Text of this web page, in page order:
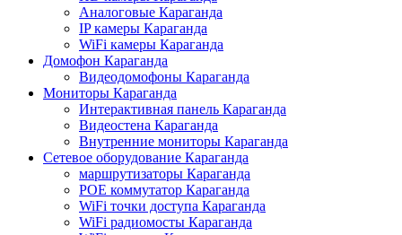
Аналоговые Караганда
IP камеры Караганда
WiFi камеры Караганда
Домофон Караганда
Видеодомофоны Караганда
Мониторы Караганда
Интерактивная панель Караганда
Видеостена Караганда
Внутренние мониторы Караганда
Сетевое оборудование Караганда
маршрутизаторы Караганда
POE коммутатор Караганда
WiFi точки доступа Караганда
WiFi радиомосты Караганда